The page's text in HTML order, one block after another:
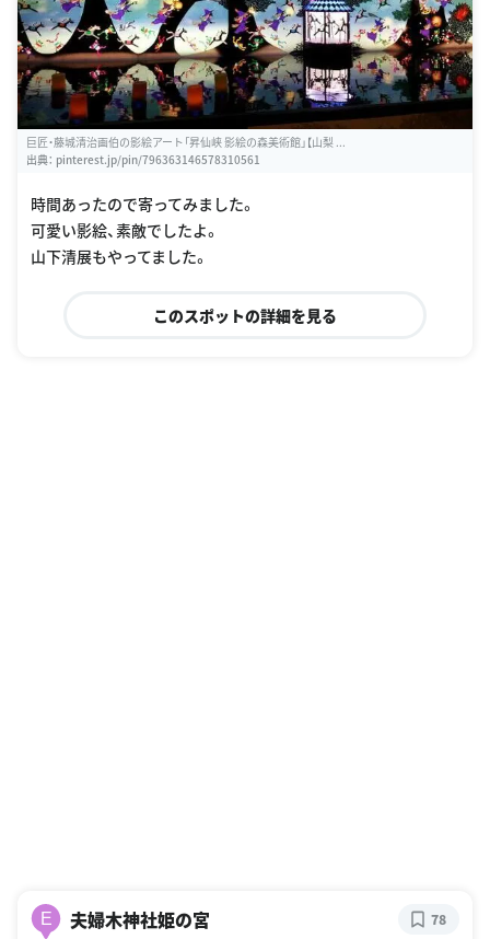
巨匠・藤城清治画伯の影絵アート「昇仙峡 影絵の森美術館」【山梨 ...
出典： pinterest.jp/pin/796363146578310561
時間あったので寄ってみました。
可愛い影絵、素敵でしたよ。
山下清展もやってました。
このスポットの詳細を見る
E 夫婦木神社姫の宮 78